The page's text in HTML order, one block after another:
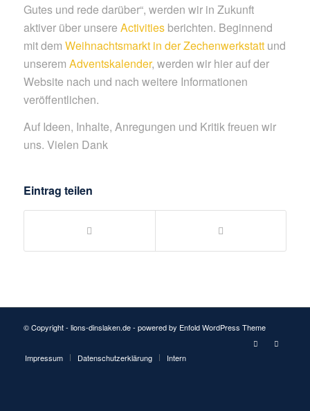
Gutes und rede darüber“, werden wir in Zukunft
aktiver über unsere Activitiesberichten. Beginnend
mit dem Weihnachtsmarkt in der Zechenwerkstattund
unserem Adventskalender, werden wir hier auf der
Website nach und nach weitere Informationen
veröffentlichen.
Auf Ideen, Inhalte, Anregungen und Kritik freuen wir
uns. Vielen Dank
Eintrag teilen
© Copyright - lions-dinslaken.de - powered by Enfold WordPress Theme
Impressum Datenschutzerklärung Intern